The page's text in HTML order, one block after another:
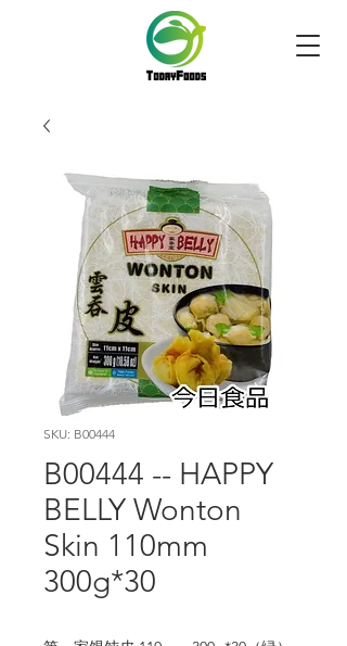
SKU: B00444
B00444 -- HAPPY
BELLY Wonton
Skin 110mm
300g*30